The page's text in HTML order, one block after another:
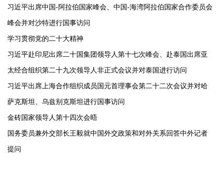
习近平出席中国-阿拉伯国家峰会、中国-海湾阿拉伯国家合作委员会
峰会并对沙特进行国事访问
学习贯彻党的二十大精神
习近平赴印尼出席二十国集团领导人第十七次峰会、赴泰国出席亚
太经合组织第二十九次领导人非正式会议并对泰国进行访问
习近平出席上海合作组织成员国元首理事会第二十二次会议并对哈
萨克斯坦、乌兹别克斯坦进行国事访问
金砖国家领导人第十四次会晤
国务委员兼外交部长王毅就中国外交政策和对外关系回答中外记者
提问